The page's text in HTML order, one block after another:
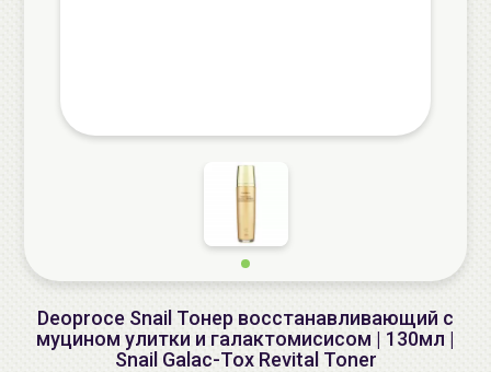
Deoproce Snail Тонер восстанавливающий с
муцином улитки и галактомисисом | 130мл |
Snail Galac-Tox Revital Toner